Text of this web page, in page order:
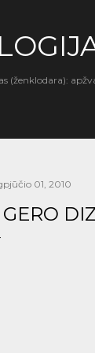
(ženklodara):
01, 2010